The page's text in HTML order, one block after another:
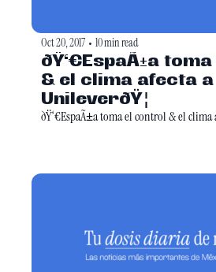
Oct 20, 2017 • 10 min read
ðŸ‘€EspaÃ±a
& el clima afecta a
UnileverðŸ¦
ðŸ‘€EspaÃ±a toma el control & el clima